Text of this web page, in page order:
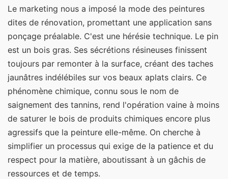
Le marketing nous a imposé la mode des peintures
dites de rénovation, promettant une application sans
ponçage préalable. C'est une hérésie technique. Le pin
est un bois gras. Ses sécrétions résineuses finissent
toujours par remonter à la surface, créant des taches
jaunâtres indélébiles sur vos beaux aplats clairs. Ce
phénomène chimique, connu sous le nom de
saignement des tannins, rend l'opération vaine à moins
de saturer le bois de produits chimiques encore plus
agressifs que la peinture elle-même. On cherche à
simplifier un processus qui exige de la patience et du
respect pour la matière, aboutissant à un gâchis de
ressources et de temps.